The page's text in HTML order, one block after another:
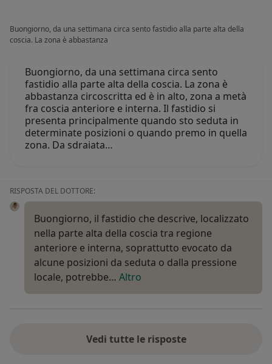
Buongiorno, da una settimana circa sento fastidio alla parte alta della
coscia. La zona è abbastanza
Buongiorno, da una settimana circa sento
fastidio alla parte alta della coscia. La zona è
abbastanza circoscritta ed è in alto, zona a metà
fra coscia anteriore e interna. Il fastidio si
presenta principalmente quando sto seduta in
determinate posizioni o quando premo in quella
zona. Da sdraiata…
RISPOSTA DEL DOTTORE:
Buongiorno, il fastidio che descrive, localizzato
nella parte alta della coscia tra regione
anteriore e interna, soprattutto evocato da
alcune posizioni da seduta o dalla pressione
locale, potrebbe… Altro
Vedi tutte le risposte